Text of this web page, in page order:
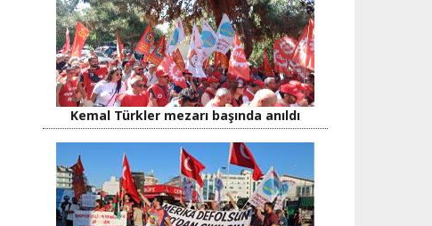
Kemal Türkler mezarı başında anıldı